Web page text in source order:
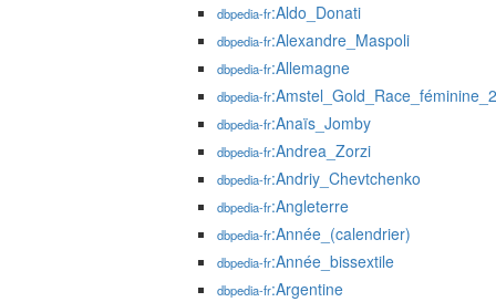
dbpedia-fr:Aldo_Donati
dbpedia-fr:Alexandre_Maspoli
dbpedia-fr:Allemagne
dbpedia-fr
dbpedia-fr:Anaïs_Jomby
dbpedia-fr:Andrea_Zorzi
dbpedia-fr:Andriy_Chevtchenko
dbpedia-fr:Angleterre
dbpedia-fr:Année_(calendrier)
dbpedia-fr:Année_bissextile
dbpedia-fr:Argentine